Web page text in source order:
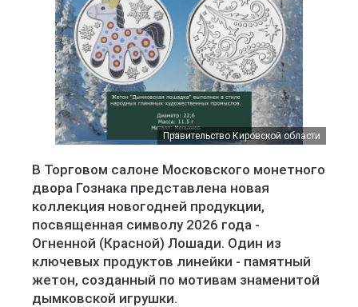
Правительство Кировской области
В Торговом салоне Московского монетного
двора Гознака представлена новая
коллекция новогодней продукции,
посвященная символу 2026 года -
Огненной (Красной) Лошади. Один из
ключевых продуктов линейки - памятный
жетон, созданный по мотивам знаменитой
дымковской игрушки.